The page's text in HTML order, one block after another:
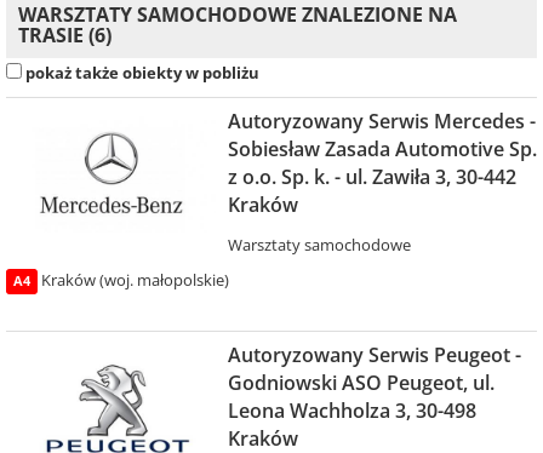
WARSZTATY SAMOCHODOWE ZNALEZIONE NA
TRASIE (6)
pokaż także obiekty w pobliżu
Autoryzowany Serwis Mercedes -
Sobiesław Zasada Automotive Sp.
z o.o. Sp. k. - ul. Zawiła 3, 30-442
Kraków
Warsztaty samochodowe
A4 Kraków (woj. małopolskie)
Autoryzowany Serwis Peugeot -
Godniowski ASO Peugeot, ul.
Leona Wachholza 3, 30-498
Kraków